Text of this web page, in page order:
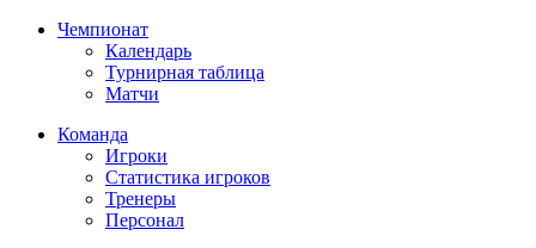
Чемпионат
Календарь
Турнирная таблица
Матчи
Команда
Игроки
Статистика игроков
Тренеры
Персонал